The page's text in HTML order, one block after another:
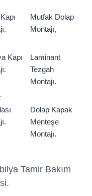
Kapı
Mutfak Dolap
Montajı,
Laminant
Tezgah
Montajı.
Dolap Kapak
Menteşe
Montajı.
Tamir Bakım